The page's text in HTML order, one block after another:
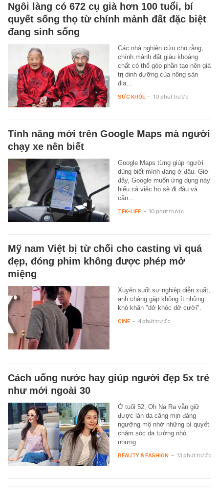
Ngôi làng có 672 cụ già hơn 100 tuổi, bí
quyết sống thọ từ chính mảnh đất đặc biệt
đang sinh sống
Các nhà nghiên cứu cho rằng,
chính mảnh đất giàu khoáng
chất có thể góp phần tạo nên giá
trị dinh dưỡng của nông sản
địa…
SỨC KHỎE - 10 phút trước
Tính năng mới trên Google Maps mà người
chạy xe nên biết
Google Maps từng giúp người
dùng biết mình đang ở đâu. Giờ
đây, Google muốn ứng dụng này
hiểu cả việc họ sẽ đi đâu và
cần…
TEK-LIFE - 10 phút trước
Mỹ nam Việt bị từ chối cho casting vì quá
đẹp, đóng phim không được phép mở
miệng
Xuyên suốt sự nghiệp diễn xuất,
anh chàng gặp không ít những
khó khăn "dở khóc dở cười".
CINE - 4 phút trước
Cách uống nước hay giúp người đẹp 5x trẻ
như mới ngoài 30
Ở tuổi 52, Oh Na Ra vẫn giữ
được làn da căng mịn đáng
ngưỡng mộ nhờ những bí quyết
chăm sóc da tưởng nhỏ
nhưng…
BEAUTY & FASHION - 13 phút trước